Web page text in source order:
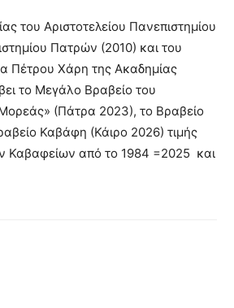
του Αριστοτελείου Πανεπιστημίου
Πατρών (2010) και του
Πέτρου Χάρη της Ακαδημίας
το Μεγάλο Βραβείο του
(Πάτρα 2023), το Βραβείο
Καβάφη (Κάιρο 2026) τιμής
Καβαφείων από το 1984 =2025 και